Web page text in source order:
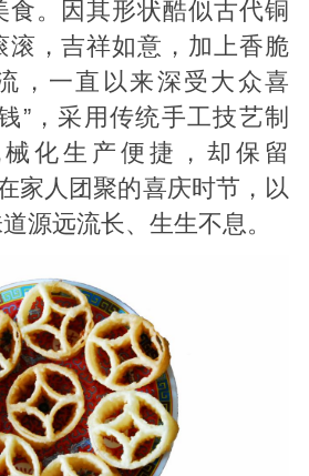
食。因其形状酷似古代铜
滚，吉祥如意，加上香脆
，一直以来深受大众喜
”，采用传统手工技艺制
化生产便捷，却保留
家人团聚的喜庆时节，以
源远流长、生生不息。